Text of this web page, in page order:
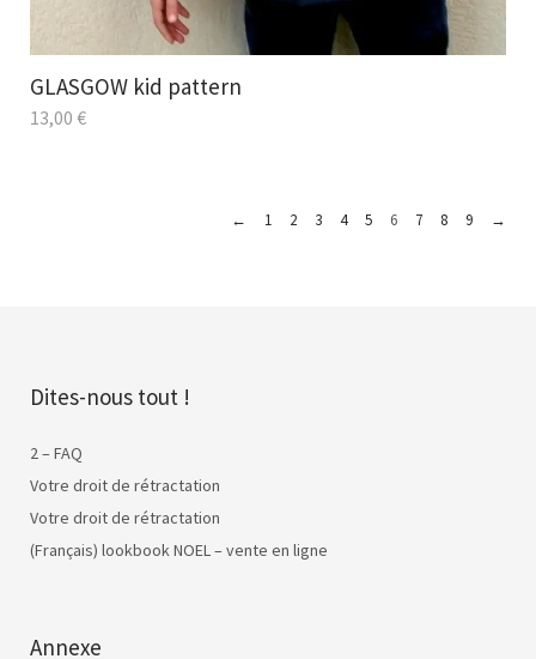
GLASGOW kid pattern
13,00 €
← 1 2 3 4 5 6 7 8 9 →
Dites-nous tout !
2 – FAQ
Votre droit de rétractation
Votre droit de rétractation
(Français) lookbook NOEL – vente en ligne
Annexe